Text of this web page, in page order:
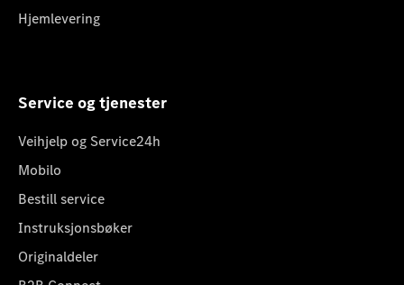
Hjemlevering
Service og tjenester
Veihjelp og Service24h
Mobilo
Bestill service
Instruksjonsbøker
Originaldeler